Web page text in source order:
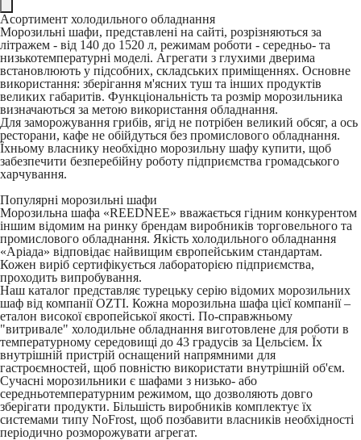
Асортимент холодильного обладнання
Морозильні шафи, представлені на сайті, розрізняються за
літражем - від 140 до 1520 л, режимам роботи - середньо- та
низькотемпературні моделі. Агрегати з глухими дверима
встановлюють у підсобних, складських приміщеннях. Основне
використання: зберігання м'ясних туш та інших продуктів
великих габаритів. Функціональність та розмір морозильника
визначаються за метою використання обладнання.
Для заморожування грибів, ягід не потрібен великий обсяг, а ось
ресторани, кафе не обійдуться без промислового обладнання.
Їхньому власнику необхідно морозильну шафу купити, щоб
забезпечити безперебійну роботу підприємства громадського
харчування.
Популярні морозильні шафи
Морозильна шафа «REEDNEE» вважається гідним конкурентом
іншим відомим на ринку брендам виробників торговельного та
промислового обладнання. Якість холодильного обладнання
«Аріада» відповідає найвищим європейським стандартам.
Кожен виріб сертифікується лабораторією підприємства,
проходить випробування.
Наш каталог представляє турецьку серію відомих морозильних
шаф від компанії OZTI. Кожна морозильна шафа цієї компанії –
еталон високої європейської якості. По-справжньому
"витривале" холодильне обладнання виготовлене для роботи в
температурному середовищі до 43 градусів за Цельсієм. Їх
внутрішній пристрій оснащений напрямними для
гастроємностей, щоб повністю використати внутрішній об'єм.
Сучасні морозильники є шафами з низько- або
середньотемпературним режимом, що дозволяють довго
зберігати продукти. Більшість виробників комплектує їх
системами типу NoFrost, щоб позбавити власників необхідності
періодично розморожувати агрегат.